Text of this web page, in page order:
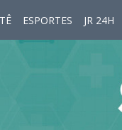
ESPORTES JR 24H